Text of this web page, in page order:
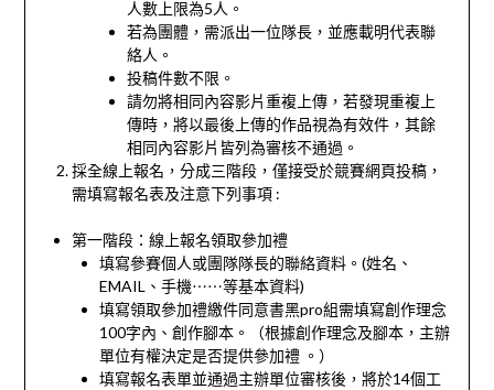
人數上限為5人。
若為團體，需派出一位隊長，並應載明代表聯
絡人。
投稿件數不限。
請勿將相同內容影片重複上傳，若發現重複上
傳時，將以最後上傳的作品視為有效件，其餘
相同內容影片皆列為審核不通過。
採全線上報名，分成三階段，僅接受於競賽網頁投稿，
需填寫報名表及注意下列事項 :
第一階段：線上報名領取參加禮
填寫參賽個人或團隊隊長的聯絡資料。(姓名、
EMAIL、手機⋯⋯等基本資料)
填寫領取參加禮繳件同意書黑pro組需填寫創作理念
100字內、創作腳本。（根據創作理念及腳本，主辦
單位有權決定是否提供參加禮 。）
填寫報名表單並通過主辦單位審核後，將於14個工